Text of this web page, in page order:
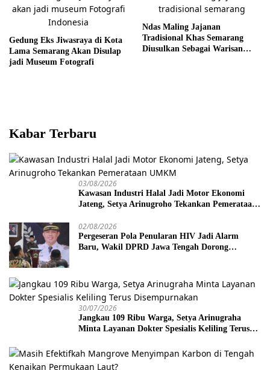
Gedung Eks Jiwasraya di Kota
Lama Semarang Akan Disulap
jadi Museum Fotografi
Ndas Maling Jajanan
Tradisional Khas Semarang
Diusulkan Sebagai Warisan
Kabar Terbaru
03/08/2026
Kawasan Industri Halal Jadi Motor Ekonomi
Jateng, Setya Arinugroho Tekankan Pemerataan
02/08/2026
Pergeseran Pola Penularan HIV Jadi Alarm
Baru, Wakil DPRD Jawa Tengah Dorong
30/07/2026
Jangkau 109 Ribu Warga, Setya Arinugraha
Minta Layanan Dokter Spesialis Keliling Terus